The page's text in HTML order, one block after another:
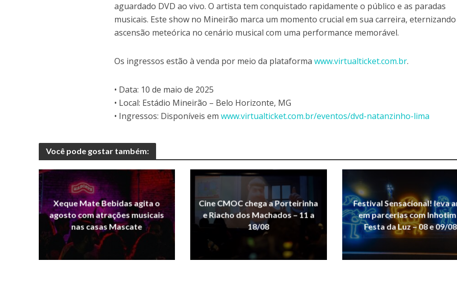
aguardado DVD ao vivo. O artista tem conquistado rapidamente o público e as paradas
musicais. Este show no Mineirão marca um momento crucial em sua carreira,
ascensão meteórica no cenário musical com uma performance memorável.
Os ingressos estão à venda por meio da plataformawww.virtualticket.com.br.
• Data: 10 de maio de 2025
• Local: Estádio Mineirão – Belo Horizonte, MG
• Ingressos: Disponíveis emwww.virtualticket.com.br/eventos/dvd-natanzinho-lima
Você pode gostar também:
Xeque Mate Bebidas agita o
agosto com atrações musicais
nas casas Mascate
Cine CMOC chega a Porteirinha
e Riacho dos Machados – 11 a
18/08
Festival Sensacional! leva
em parcerias com Inhotim
Festa da Luz – 08 e 09/08